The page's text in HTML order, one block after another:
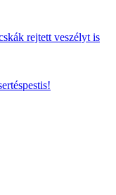
rejtett veszélyt is